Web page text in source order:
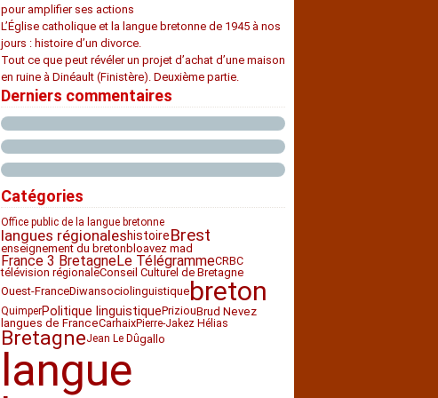
pour amplifier ses actions
L’Église catholique et la langue bretonne de 1945 à nos
jours : histoire d’un divorce.
Tout ce que peut révéler un projet d’achat d’une maison
en ruine à Dinéault (Finistère). Deuxième partie.
Derniers commentaires
Catégories
Office public de la langue bretonne
langues régionaleshistoireBrest
enseignement du breton bloavez mad
France 3 BretagneLe TélégrammeCRBC
télévision régionaleConseil Culturel de Bretagne
Ouest-FranceDiwansociolinguistiquebreton
QuimperPolitique linguistiquePriziouBrud Nevez
langues de FranceCarhaixPierre-Jakez Hélias
BretagneJean Le Dûgallo
langue